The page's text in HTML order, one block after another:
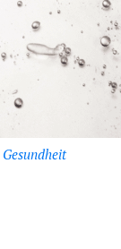
Gesundheit